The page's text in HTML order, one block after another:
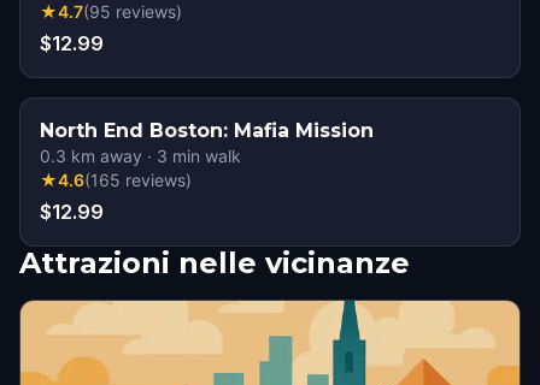
★4.7(95 reviews)
$12.99
North End Boston: Mafia Mission
0.3 km away · 3 min walk
★4.6(165 reviews)
$12.99
Attrazioni nelle vicinanze